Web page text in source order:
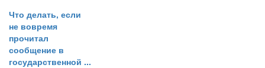
Что делать, если
не вовремя
прочитал
сообщение в
государственной ...